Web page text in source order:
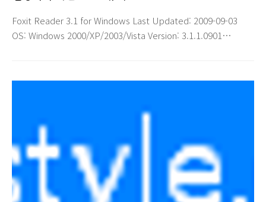
Foxit Reader 3.1 for Windows Last Updated: 2009-09-03
OS: Windows 2000/XP/2003/Vista Version: 3.1.1.0901
rich feature set. Foxit Reader supports Windows
PDF Standard 1.7. In the past, you've had to download a
huge PDF reader from..